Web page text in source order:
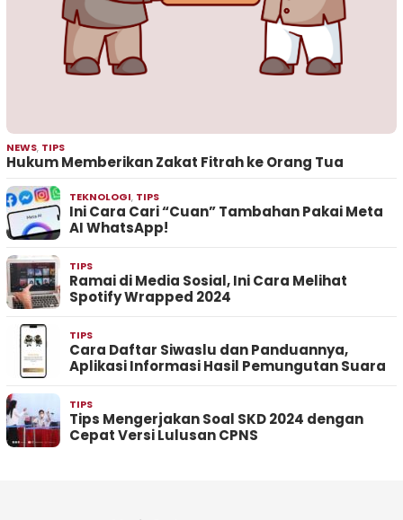
NEWS, TIPS
Hukum Memberikan Zakat Fitrah ke Orang Tua
TEKNOLOGI, TIPS
Ini Cara Cari “Cuan” Tambahan Pakai Meta
AI WhatsApp!
TIPS
Ramai di Media Sosial, Ini Cara Melihat
Spotify Wrapped 2024
TIPS
Cara Daftar Siwaslu dan Panduannya,
Aplikasi Informasi Hasil Pemungutan Suara
TIPS
Tips Mengerjakan Soal SKD 2024 dengan
Cepat Versi Lulusan CPNS